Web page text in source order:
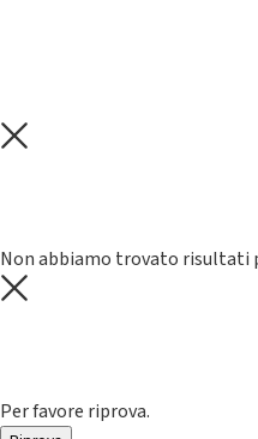
Non abbiamo trovato risultati
Per favore riprova.